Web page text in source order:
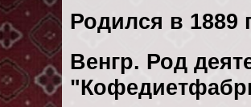
Родился в 1889
Венгр. Род